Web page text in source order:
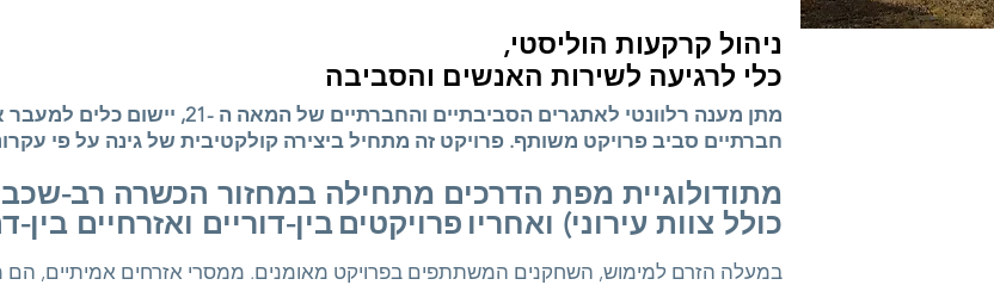
ניהול קרקעות הוליסטי,
כלי לרגיעה לשירות האנשים והסביבה
מתן מענה רלוונטי לאתגרים הסביבתיים
חברתיים סביב פרויקט משותף. פרויקט זה מתחיל ביצירה קולקטיבית של גינה על פי
מתודולוגיית מפת הדרכים מתחילה במחזור הכשרה רב-
כולל צוות עירוני) ואחריו פרויקטים בין-דוריים ואזרחיים בין-
במעלה הזרם למימוש, השחקנים המשתתפים בפרויקט מאומנים. ממסרי אזרחים אמיתיים, הם